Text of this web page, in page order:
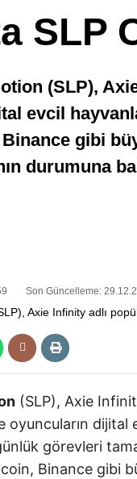
SLP
(SLP),
evcil
Binance gibi
durumuna
Son Güncelleme:
(SLP), Axie
oyuncuların
görevleri
Binance gibi